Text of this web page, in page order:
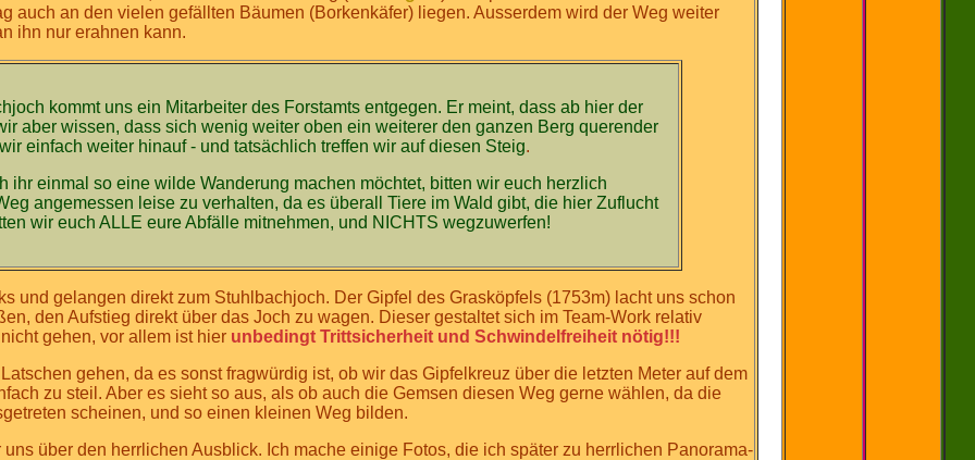
auch an den vielen gefällten Bäumen (Borkenkäfer) liegen. Ausserdem wird der Weg weiter
ihn nur erahnen kann.
kommt uns ein Mitarbeiter des Forstamts entgegen. Er meint, dass ab hier der
aber wissen, dass sich wenig weiter oben ein weiterer den ganzen Berg querender
einfach weiter hinauf - und tatsächlich treffen wir auf diesen Steig.
ihr einmal so eine wilde Wanderung machen möchtet, bitten wir euch herzlich
angemessen leise zu verhalten, da es überall Tiere im Wald gibt, die hier Zuflucht
wir euch ALLE eure Abfälle mitnehmen, und NICHTS wegzuwerfen!
und gelangen direkt zum Stuhlbachjoch. Der Gipfel des Grasköpfels (1753m) lacht uns schon
den Aufstieg direkt über das Joch zu wagen. Dieser gestaltet sich im Team-Work relativ
gehen, vor allem ist hier unbedingt Trittsicherheit und Schwindelfreiheit nötig!!!
gehen, da es sonst fragwürdig ist, ob wir das Gipfelkreuz über die letzten Meter auf dem
zu steil. Aber es sieht so aus, als ob auch die Gemsen diesen Weg gerne wählen, da die
scheinen, und so einen kleinen Weg bilden.
über den herrlichen Ausblick. Ich mache einige Fotos, die ich später zu herrlichen Panorama-